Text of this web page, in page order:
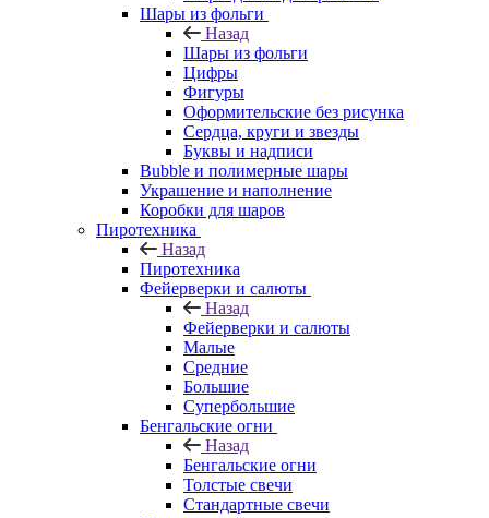
Шары из фольги
Назад
Шары из фольги
Цифры
Фигуры
Оформительские без рисунка
Сердца, круги и звезды
Буквы и надписи
Bubble и полимерные шары
Украшение и наполнение
Коробки для шаров
Пиротехника
Назад
Пиротехника
Фейерверки и салюты
Назад
Фейерверки и салюты
Малые
Средние
Большие
Супербольшие
Бенгальские огни
Назад
Бенгальские огни
Толстые свечи
Стандартные свечи